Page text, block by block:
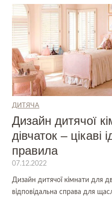
ДИТЯЧА
Дизайн дитячої
дівчаток – цікаві
правила
07.12.2022
Дизайн дитячої кімнати для
відповідальна справа для